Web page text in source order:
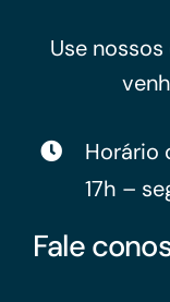
Use
Horário
17h –
Fale